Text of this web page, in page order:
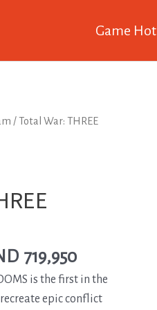
Game Hot
/ Total War: THREE
719,950
is the first in the
epic conflict